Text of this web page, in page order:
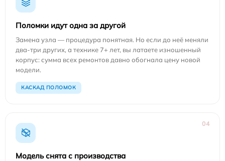
Поломки идут одна за другой
Замена узла — процедура понятная. Но если до неё меняли
два-три других, а технике 7+ лет, вы латаете изношенный
корпус: сумма всех ремонтов давно обогнала цену новой
модели.
КАСКАД ПОЛОМОК
04
Модель снята с производства